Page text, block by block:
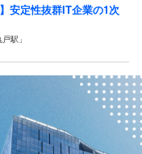
安定性抜群IT企業の1次
駅」